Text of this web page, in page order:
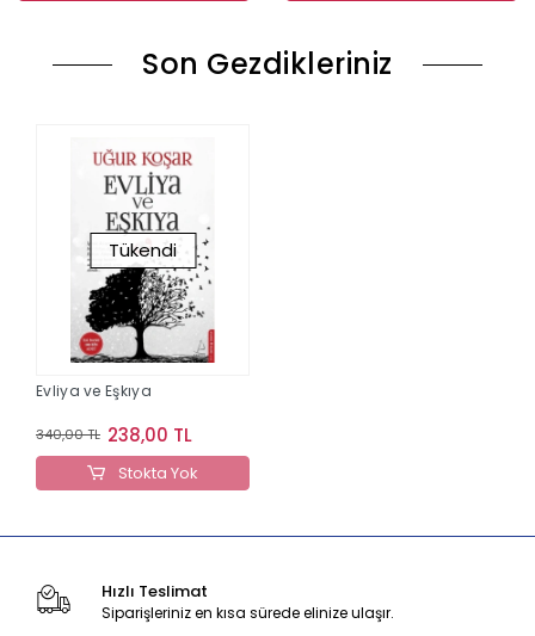
Son Gezdikleriniz
Tükendi
Evliya ve Eşkıya
340,00 TL 238,00 TL
Stokta Yok
Hızlı Teslimat
Siparişleriniz en kısa sürede elinize ulaşır.